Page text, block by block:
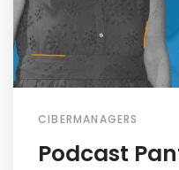
CIBERMANAGERS
Podcast